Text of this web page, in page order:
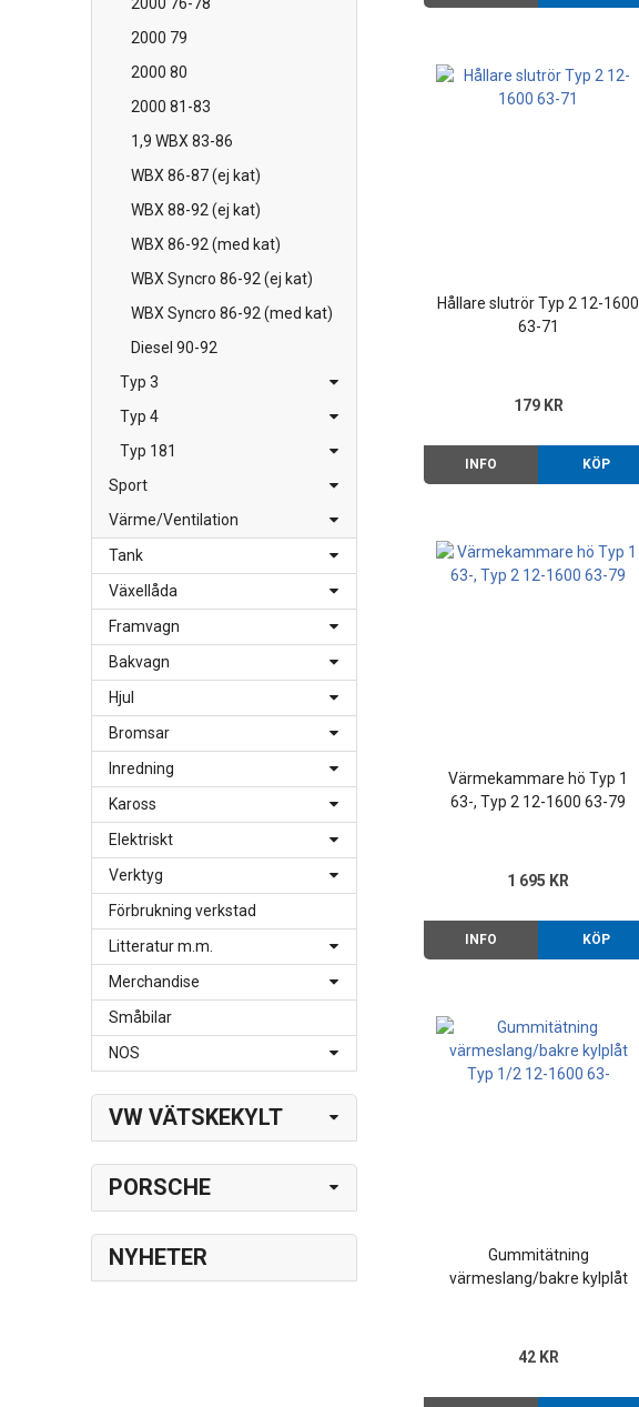
2000 79
2000 80
2000 81-83
1,9 WBX 83-86
WBX 86-87 (ej kat)
WBX 88-92 (ej kat)
WBX 86-92 (med kat)
WBX Syncro 86-92 (ej kat)
WBX Syncro 86-92 (med kat)
Diesel 90-92
Typ 3
Typ 4
Typ 181
Sport
Värme/Ventilation
Tank
Växellåda
Framvagn
Bakvagn
Hjul
Bromsar
Inredning
Kaross
Elektriskt
Verktyg
Förbrukning verkstad
Litteratur m.m.
Merchandise
Småbilar
NOS
VW VÄTSKEKYLT
PORSCHE
NYHETER
Hållare slutrör Typ 2 12-1600
63-71
179 KR
INFO KÖP
Värmekammare hö Typ 1
63-, Typ 2 12-1600 63-79
1 695 KR
INFO KÖP
Gummitätning
värmeslang/bakre kylplåt
42 KR